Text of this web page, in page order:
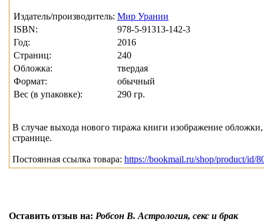
Издатель/производитель: Мир Урании
ISBN:
978-5-91313-142-3
Год:
2016
Страниц:
240
Обложка:
твердая
Формат:
обычный
Вес (в упаковке):
290 гр.
В случае выхода нового тиража книги изображение
странице.
Постоянная ссылка товара: https://bookmail.ru/shop/product/id/
Оставить отзыв на: Робсон В. Астрология, секс и брак